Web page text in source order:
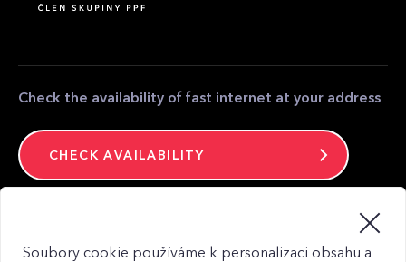
Check the availability of fast internet at your address
CHECK AVAILABILITY
Soubory cookie používáme k personalizaci obsahu a